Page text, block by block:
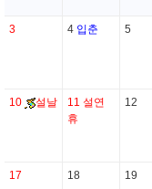
3 4 입춘 5
10 설날 11 설연
휴
12
17 18 19